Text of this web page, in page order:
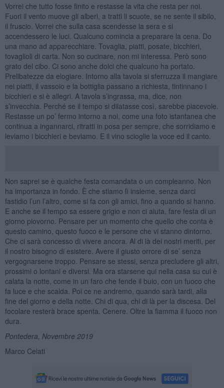
Vorrei che tutto fosse finito e restasse la vita che resta per noi.
Fuori il vento muove gli alberi, a tratti li scuote, se ne sente il sibilo,
il fruscio. Vorrei che sulla casa scendesse la sera e si
accendessero le luci. Qualcuno comincia a preparare la cena. Do
una mano ad apparecchiare. Tovaglia, piatti, posate, bicchieri,
tovaglioli di carta. Non so cucinare, non mi interessa. Però sono
grato del cibo. Ci sono anche dolci che qualcuno ha portato.
Prelibatezze da elogiare. Intorno alla tavola si sferruzza il mangiare
nei piatti, il vassoio e la bottiglia passano a richiesta, tintinnano i
bicchieri e si è allegri. A tavola s’ingrassa, ma, dice, non
s’invecchia. Perché se il tempo si dilatasse così, sarebbe piacevole.
Restasse un po’ fermo intorno a noi, come una foto istantanea che
continua a ingannarci, ritratti in posa per sempre, che sorridiamo e
leviamo i bicchieri e beviamo. E il vino scioglie la voce ed il canto.
Non saprei se è qualche festa comandata o un compleanno. Non
ha importanza in fondo. È che stiamo lì insieme, senza darci
fastidio l’un l’altro, come si fa con gli amici, fino a quando si hanno.
E anche se il tempo sa essere grigio e non ci aiuta, fare festa di un
giorno piovorno. Pensare per un momento che quello che conta è
questo camino, questo fuoco e le persone che vi stanno dintorno.
Che ci sarà concesso di vivere ancora. Al di là dei nostri meriti, per
il nostro bisogno di esistere. Avere il giusto orrore di se’ senza
vergognarsene troppo. Pensare se stessi, senza precludere gli altri,
prossimi o lontani e diversi. Ma ora starsene qui nella casa su cui è
calata la notte, come in un faro che fende il buio, con un fuoco che
fa luce e che scalda. Poi ce ne andremo, quando sarà tardi, alla
fine del giorno e della notte. Chi di qua, chi di là per la discesa. Del
focolare resterà brace spenta. Cenere. Oltre la fiamma il fuoco non
dura.
Pontedera, Novembre 2019
Marco Celati